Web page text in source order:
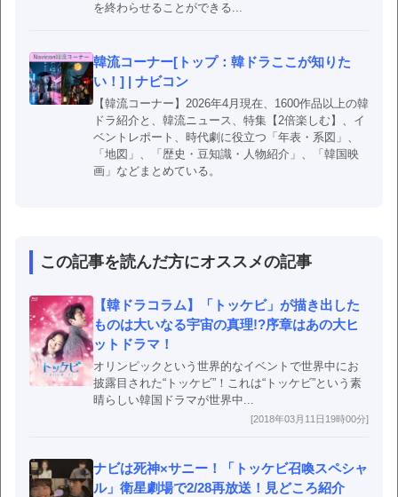
を終わらせることができる...
韓流コーナー[トップ：韓ドラここが知りた
い！] | ナビコン
【韓流コーナー】2026年4月現在、1600作品以上の韓
ドラ紹介と、韓流ニュース、特集【2倍楽しむ】、イ
ベントレポート、時代劇に役立つ「年表・系図」、
「地図」、「歴史・豆知識・人物紹介」、「韓国映
画」などまとめている。
この記事を読んだ方にオススメの記事
【韓ドラコラム】「トッケビ」が描き出した
ものは大いなる宇宙の真理!?序章はあの大ヒ
ットドラマ！
オリンピックという世界的なイベントで世界中にお
披露目された“トッケビ”！これは“トッケビ”という素
晴らしい韓国ドラマが世界中...
[2018年03月11日19時00分]
ナビは死神×サニー！「トッケビ召喚スペシャ
ル」衛星劇場で2/28再放送！見どころ紹介